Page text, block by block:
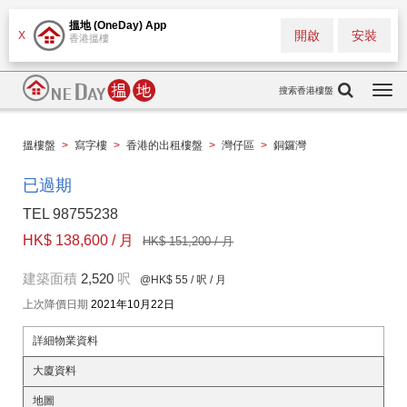
X
搵地 (OneDay) App
香港搵樓 安裝
開啟
搜索香港樓盤
搵樓盤 > 寫字樓 > 香港的出租樓盤 > 灣仔區 > 銅鑼灣
已過期
TEL 98755238
HK$ 138,600 / 月
HK$ 151,200 / 月
建築面積 2,520 呎 @HK$ 55 / 呎 / 月
上次降價日期 2021年10月22日
詳細物業資料
大廈資料
地圖